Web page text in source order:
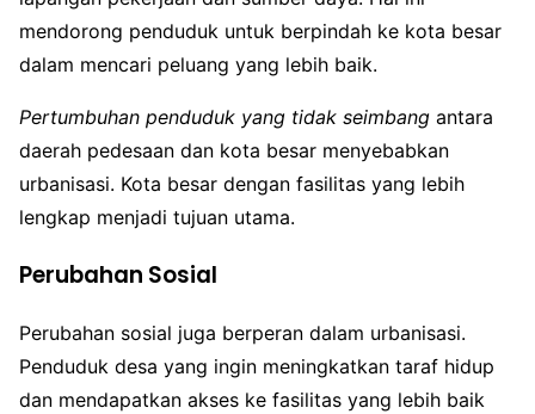
mendorong penduduk untuk berpindah ke kota besar
dalam mencari peluang yang lebih baik.
Pertumbuhan penduduk yang tidak seimbang antara
daerah pedesaan dan kota besar menyebabkan
urbanisasi. Kota besar dengan fasilitas yang lebih
lengkap menjadi tujuan utama.
Perubahan Sosial
Perubahan sosial juga berperan dalam urbanisasi.
Penduduk desa yang ingin meningkatkan taraf hidup
dan mendapatkan akses ke fasilitas yang lebih baik